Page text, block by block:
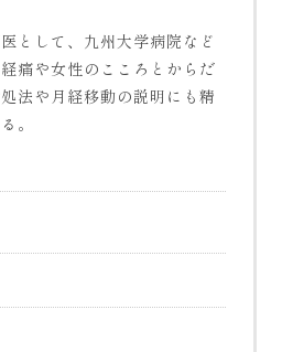
として、九州大学病院など
痛や女性のこころとからだ
法や月経移動の説明にも精
。